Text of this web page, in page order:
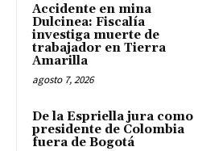
Accidente en mina
Dulcinea: Fiscalía
investiga muerte de
trabajador en Tierra
Amarilla
agosto 7, 2026
De la Espriella jura como
presidente de Colombia
fuera de Bogotá